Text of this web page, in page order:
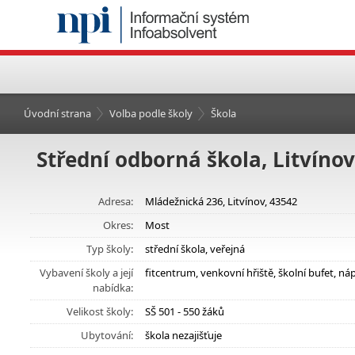
Úvodní strana Volba podle školy Škola
Střední odborná škola,
Adresa:
Mládežnická 236, Litvínov, 43542
Okres:
Most
Typ školy:
střední škola, veřejná
Vybavení školy a její
nabídka:
fitcentrum, venkovní hřiště, školní bufet,
Velikost školy:
SŠ 501 - 550 žáků
Ubytování:
škola nezajišťuje